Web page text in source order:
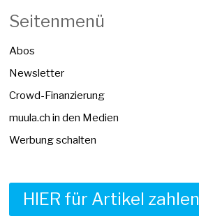
Seitenmenü
Abos
Newsletter
Crowd-Finanzierung
muula.ch in den Medien
Werbung schalten
HIER für Artikel zahlen